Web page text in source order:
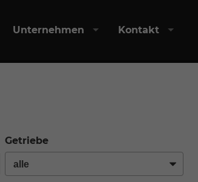
Unternehmen Kontakt
Getriebe